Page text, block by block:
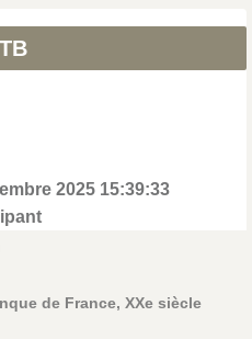
2025 15:39:33
de France, XXe siècle